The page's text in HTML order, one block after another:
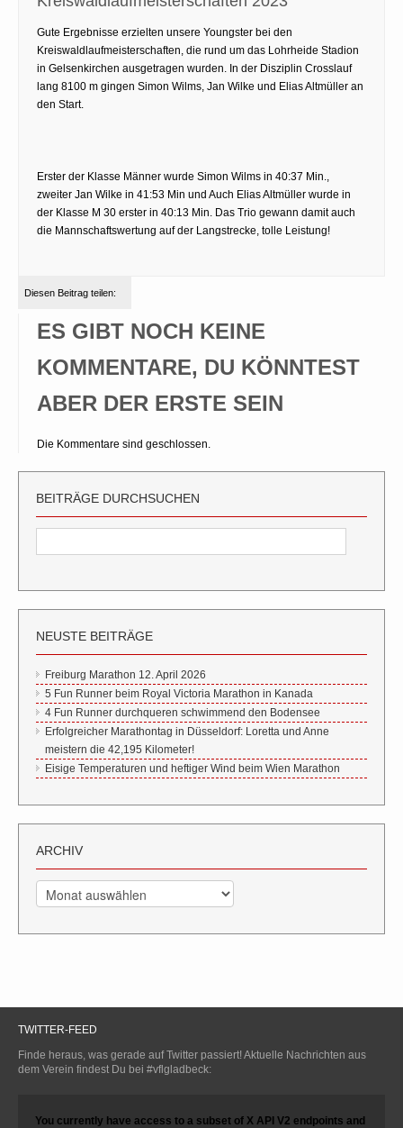
Gute Ergebnisse erzielten unsere Youngster bei den
Kreiswaldlaufmeisterschaften, die rund um das Lohrheide Stadion
in Gelsenkirchen ausgetragen wurden. In der Disziplin Crosslauf
lang 8100 m gingen Simon Wilms, Jan Wilke und Elias Altmüller an
den Start.
Erster der Klasse Männer wurde Simon Wilms in 40:37 Min.,
zweiter Jan Wilke in 41:53 Min und Auch Elias Altmüller wurde in
der Klasse M 30 erster in 40:13 Min. Das Trio gewann damit auch
die Mannschaftswertung auf der Langstrecke, tolle Leistung!
Diesen Beitrag teilen:
ES GIBT NOCH KEINE
KOMMENTARE, DU KÖNNTEST
ABER DER ERSTE SEIN
Die Kommentare sind geschlossen.
BEITRÄGE DURCHSUCHEN
NEUSTE BEITRÄGE
Freiburg Marathon 12. April 2026
5 Fun Runner beim Royal Victoria Marathon in Kanada
4 Fun Runner durchqueren schwimmend den Bodensee
Erfolgreicher Marathontag in Düsseldorf: Loretta und Anne
meistern die 42,195 Kilometer!
Eisige Temperaturen und heftiger Wind beim Wien Marathon
ARCHIV
Archiv
TWITTER-FEED
Finde heraus, was gerade auf Twitter passiert! Aktuelle Nachrichten aus
dem Verein findest Du bei #vflgladbeck:
You currently have access to a subset of X API V2 endpoints and